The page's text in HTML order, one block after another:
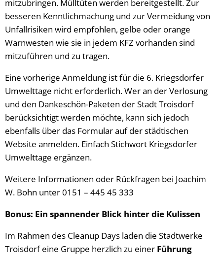
mitzubringen. Mülltüten werden bereitgestellt. Zur
besseren Kenntlichmachung und zur Vermeidung von
Unfallrisiken wird empfohlen, gelbe oder orange
Warnwesten wie sie in jedem KFZ vorhanden sind
mitzuführen und zu tragen.
Eine vorherige Anmeldung ist für die 6. Kriegsdorfer
Umwelttage nicht erforderlich. Wer an der Verlosung
und den Dankeschön-Paketen der Stadt Troisdorf
berücksichtigt werden möchte, kann sich jedoch
ebenfalls über das Formular auf der städtischen
Website anmelden. Einfach Stichwort Kriegsdorfer
Umwelttage ergänzen.
Weitere Informationen oder Rückfragen bei Joachim
W. Bohn unter 0151 – 445 45 333
Bonus: Ein spannender Blick hinter die Kulissen
Im Rahmen des Cleanup Days laden die Stadtwerke
Troisdorf eine Gruppe herzlich zu einer Führung